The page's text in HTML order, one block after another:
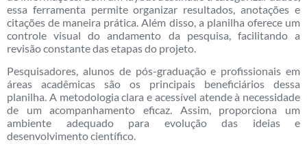
essa ferramenta permite organizar resultados, anotações e
citações de maneira prática. Além disso, a planilha oferece um
controle visual do andamento da pesquisa, facilitando a
revisão constante das etapas do projeto.
Pesquisadores, alunos de pós-graduação e profissionais em
áreas acadêmicas são os principais beneficiários dessa
planilha. A metodologia clara e acessível atende à necessidade
de um acompanhamento eficaz. Assim, proporciona um
ambiente adequado para evolução das ideias e
desenvolvimento científico.